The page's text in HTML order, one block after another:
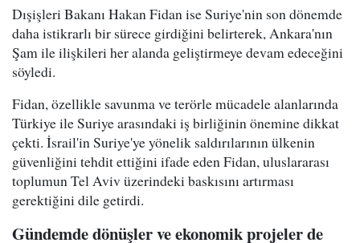
Dışişleri Bakanı Hakan Fidan ise Suriye'nin son dönemde
daha istikrarlı bir sürece girdiğini belirterek, Ankara'nın
Şam ile ilişkileri her alanda geliştirmeye devam edeceğini
söyledi.
Fidan, özellikle savunma ve terörle mücadele alanlarında
Türkiye ile Suriye arasındaki iş birliğinin önemine dikkat
çekti. İsrail'in Suriye'ye yönelik saldırılarının ülkenin
güvenliğini tehdit ettiğini ifade eden Fidan, uluslararası
toplumun Tel Aviv üzerindeki baskısını artırması
gerektiğini dile getirdi.
Gündemde dönüşler ve ekonomik projeler de